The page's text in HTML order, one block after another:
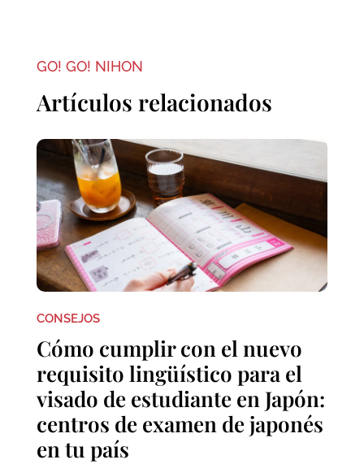
GO! GO! NIHON
Artículos relacionados
CONSEJOS
Cómo cumplir con el nuevo
requisito lingüístico para el
visado de estudiante en Japón:
centros de examen de japonés
en tu país